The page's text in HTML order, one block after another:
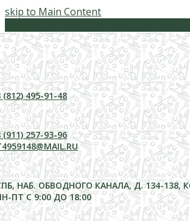
skip to Main Content
(812) 495-91-48
(911) 257-93-96
НАБ. ОБВОДНОГО КАНАЛА, Д. 134-138,
ПТ С 9:00 ДО 18:00